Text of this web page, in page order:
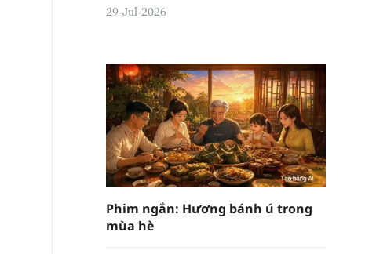
29-Jul-2026
Phim ngắn: Hương bánh ú trong
mùa hè